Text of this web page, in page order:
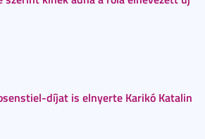
díjat is elnyerte Karikó Katalin